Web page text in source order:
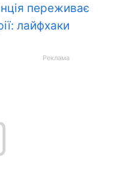
переживає
лайфхаки